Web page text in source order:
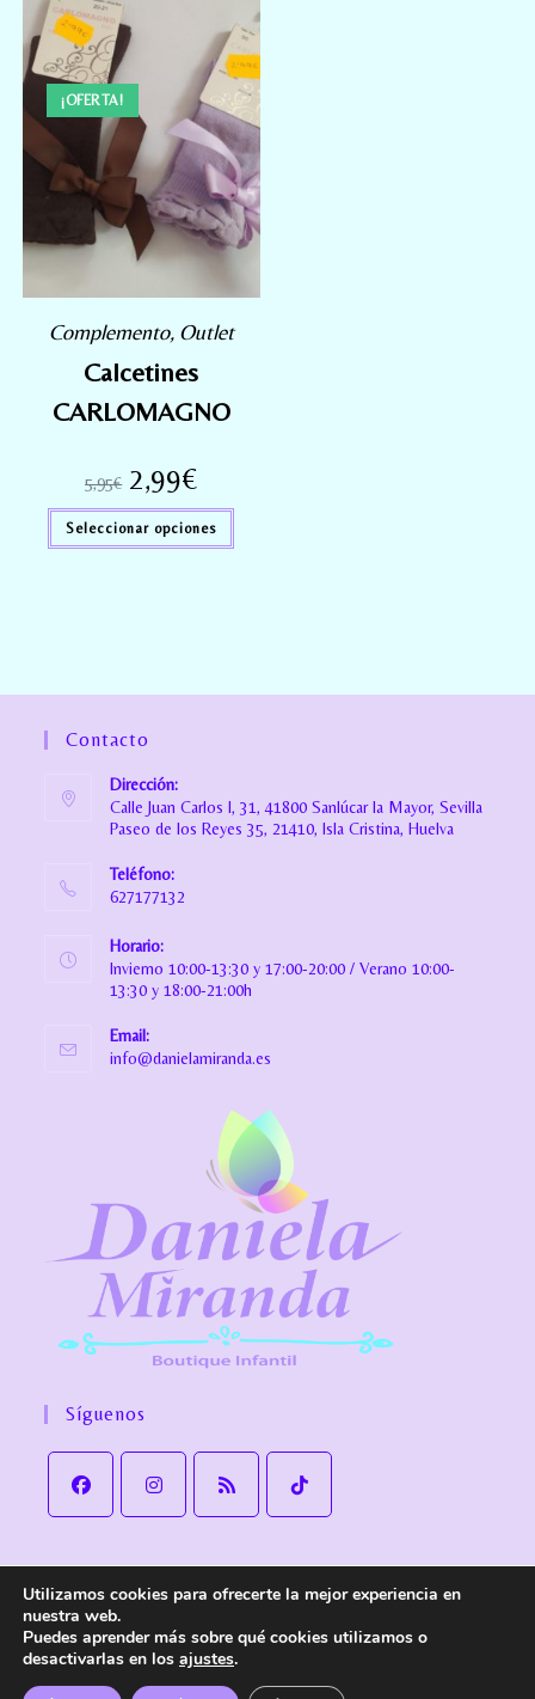
¡OFERTA!
Complemento, Outlet
Calcetines
CARLOMAGNO
5,95€ 2,99€
Seleccionar opciones
Contacto
Dirección:
Calle Juan Carlos I, 31, 41800 Sanlúcar la Mayor, Sevilla
Paseo de los Reyes 35, 21410, Isla Cristina, Huelva
Teléfono:
627177132
Horario:
Invierno 10:00-13:30 y 17:00-20:00 / Verano 10:00-
13:30 y 18:00-21:00h
Email:
info@danielamiranda.es
Síguenos
Aviso Legal Política de Privacidad
Política de cookies
Política de Envío y devoluciones
Accesibilidad
reservados.
Utilizamos cookies para ofrecerte la mejor experiencia en
nuestra web.
Puedes aprender más sobre qué cookies utilizamos o
desactivarlas en los ajustes.